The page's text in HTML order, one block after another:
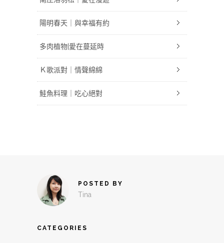
陽明春天｜與幸福有約
多肉植物|愛在蔓延時
Ｋ歌派對｜情聲綿綿
鮭魚料理｜吃心絕對
POSTED BY
Tina
CATEGORIES